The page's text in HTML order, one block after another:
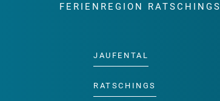
FERIENREGION RATSCHINGS
JAUFENTAL
RATSCHINGS